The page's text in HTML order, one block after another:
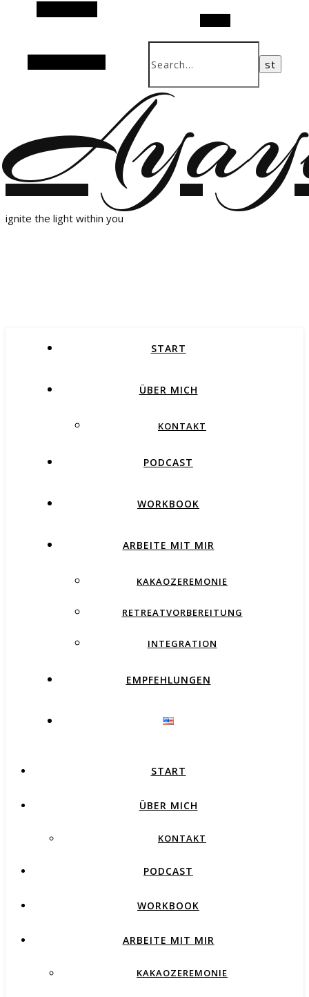
ignite the light within you
START
ÜBER MICH
KONTAKT
PODCAST
WORKBOOK
ARBEITE MIT MIR
KAKAOZEREMONIE
RETREATVORBEREITUNG
INTEGRATION
EMPFEHLUNGEN
START
ÜBER MICH
KONTAKT
PODCAST
WORKBOOK
ARBEITE MIT MIR
KAKAOZEREMONIE